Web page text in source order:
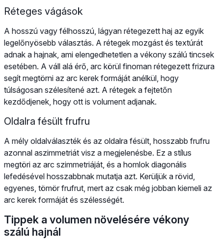
Réteges vágások
A hosszú vagy félhosszú, lágyan rétegezett haj az egyik
legelőnyösebb választás. A rétegek mozgást és textúrát
adnak a hajnak, ami elengedhetetlen a vékony szálú tincsek
esetében. A váll alá érő, arc körül finoman rétegezett frizura
segít megtörni az arc kerek formáját anélkül, hogy
túlságosan szélesítené azt. A rétegek a fejtetőn
kezdődjenek, hogy ott is volument adjanak.
Oldalra fésült frufru
A mély oldalválaszték és az oldalra fésült, hosszabb frufru
azonnal aszimmetriát visz a megjelenésbe. Ez a stílus
megtöri az arc szimmetriáját, és a homlok diagonális
lefedésével hosszabbnak mutatja azt. Kerüljük a rövid,
egyenes, tömör frufrut, mert az csak még jobban kiemeli az
arc kerek formáját és szélességét.
Tippek a volumen növelésére vékony
szálú hajnál